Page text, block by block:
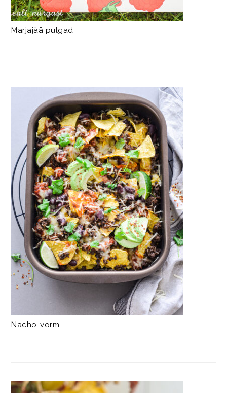
Marjajää pulgad
Nacho-vorm